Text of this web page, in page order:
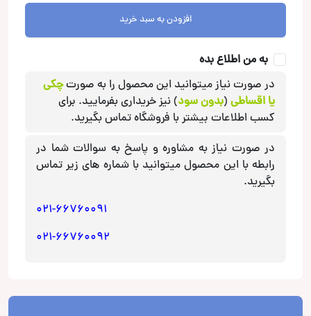
افزودن به سبد خرید
به من اطلاع بده
در صورت نیاز میتوانید این محصول را به صورتچکی
یا اقساطی (بدون سود) نیز خریداری بفرمایید. برای
کسب اطلاعات بیشتر با فروشگاه تماس بگیرید.
در صورت نیاز به مشاوره و پاسخ به سوالات شما در
رابطه با این محصول میتوانید با شماره های زیر تماس
بگیرید.
021-66760091
021-66760092